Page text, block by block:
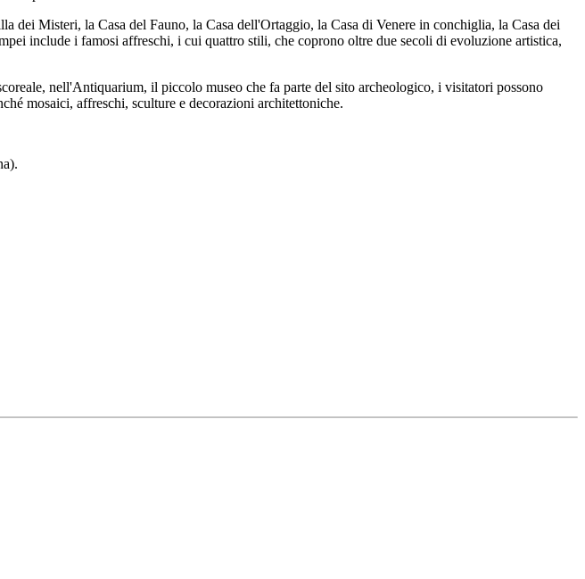
Misteri, la Casa del Fauno, la Casa dell'Ortaggio, la Casa di Venere in conchiglia, la Casa dei
include i famosi affreschi, i cui quattro stili, che coprono oltre due secoli di evoluzione artistica,
nell'Antiquarium, il piccolo museo che fa parte del sito archeologico, i visitatori possono
mosaici, affreschi, sculture e decorazioni architettoniche.